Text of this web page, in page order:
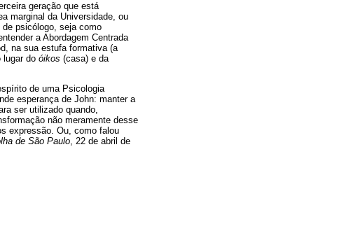
geração que está
marginal da Universidade, ou
psicólogo, seja como
a Abordagem Centrada
na sua estufa formativa (a
lugar do óikos (casa) e da
de uma Psicologia
esperança de John: manter a
ser utilizado quando,
não meramente desse
expressão. Ou, como falou
de São Paulo, 22 de abril de